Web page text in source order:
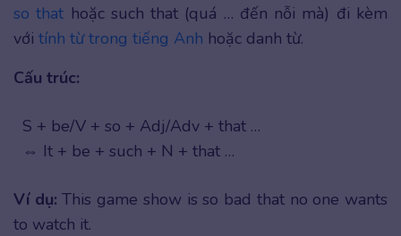
so that hoặc such that (quá … đến nỗi mà) đi kèm
với tính từ trong tiếng Anh hoặc danh từ.
Cấu trúc:
S + be/V + so + Adj/Adv + that …
⇔ It + be + such + N + that …
Ví dụ: This game show is so bad that no one wants
to watch it.